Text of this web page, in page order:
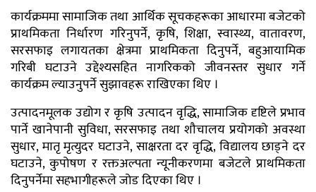
कार्यक्रममा सामाजिक तथा आर्थिक सूचकहरूका आधारमा बजेटको
प्राथमिकता निर्धारण गरिनुपर्ने, कृषि, शिक्षा, स्वास्थ्य, वातावरण,
सरसफाइ लगायतका क्षेत्रमा प्राथमिकता दिनुपर्ने, बहुआयामिक
गरिबी घटाउने उद्देश्यसहित नागरिकको जीवनस्तर सुधार गर्ने
कार्यक्रम ल्याउनुपर्ने सुझावहरू राखिएका थिए ।
उत्पादनमूलक उद्योग र कृषि उत्पादन वृद्धि, सामाजिक दृष्टिले प्रभाव
पार्ने खानेपानी सुविधा, सरसफाइ तथा शौचालय प्रयोगको अवस्था
सुधार, मातृ मृत्युदर घटाउने, साक्षरता दर वृद्धि, विद्यालय छाड्ने दर
घटाउने, कुपोषण र रक्तअल्पता न्यूनीकरणमा बजेटले प्राथमिकता
दिनुपर्नेमा सहभागीहरूले जोड दिएका थिए ।